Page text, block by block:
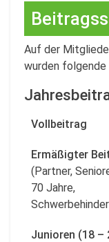
Auf der
wurden
Vollbeitrag
Ermäßigter
(Partner,
70 Jahre,
Junioren (18 –